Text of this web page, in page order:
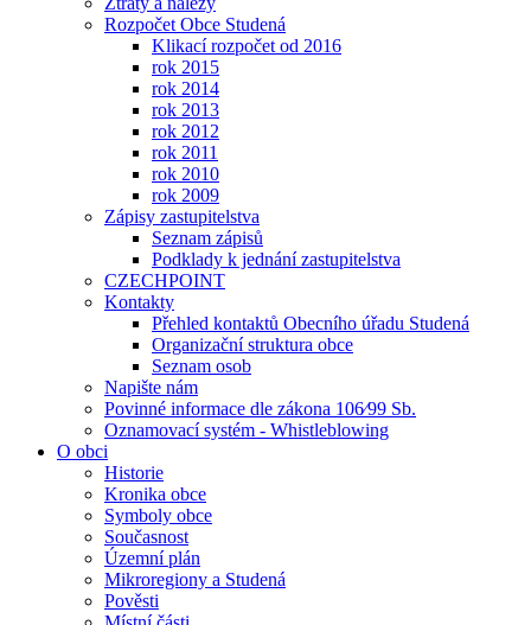
Rozpočet Obce Studená
Klikací rozpočet od 2016
rok 2015
rok 2014
rok 2013
rok 2012
rok 2011
rok 2010
rok 2009
Zápisy zastupitelstva
Seznam zápisů
Podklady k jednání zastupitelstva
CZECHPOINT
Kontakty
Přehled kontaktů Obecního úřadu Studená
Organizační struktura obce
Seznam osob
Napište nám
Povinné informace dle zákona 106⁄99 Sb.
Oznamovací systém - Whistleblowing
O obci
Historie
Kronika obce
Symboly obce
Současnost
Územní plán
Mikroregiony a Studená
Pověsti